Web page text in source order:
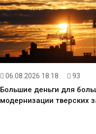
06.08.2026 18:18 93
Большие деньги для
модернизации тверских